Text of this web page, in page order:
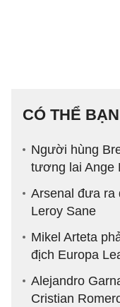
CÓ THỂ
Người hùng
tương lai Ange
Arsenal đưa ra
Leroy Sane
Mikel Arteta
địch Europa
Alejandro
Cristian